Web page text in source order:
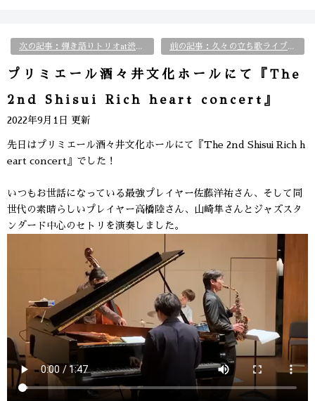
次の記事：弾き語りトリオat渋谷Body&Soul！ 前の記事：久々の立ち歌ライブat吉祥寺M.J.SMILE
プリミエール酒々井文化ホールにて『The
2nd Shisui Rich heart concert』
2022年9月1日 更新
先日はプリミエール酒々井文化ホールにて『The 2nd Shisui Rich h
eart concert』でした！
いつもお世話になっている最強プレイヤー佐藤洋祐さん、そして同
世代の素晴らしいプレイヤー高橋陸さん、山崎隼さんとジャズスタ
ンダード中心のセトリを演奏しました。